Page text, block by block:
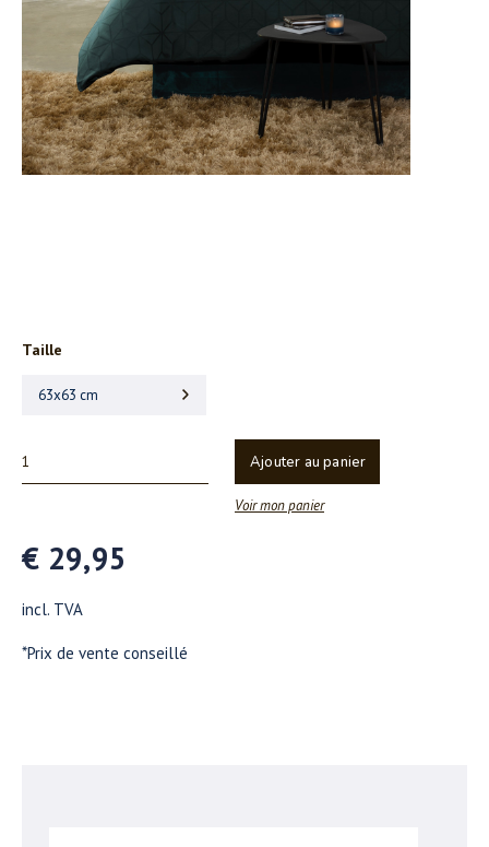
Taille
63x63 cm
Ajouter au panier
Voir mon panier
€ 29,95
incl. TVA
*Prix de vente conseillé